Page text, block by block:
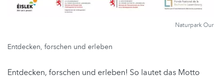
Naturpark Our
Entdecken, forschen und erleben
Entdecken, forschen und erleben! So lautet das Motto